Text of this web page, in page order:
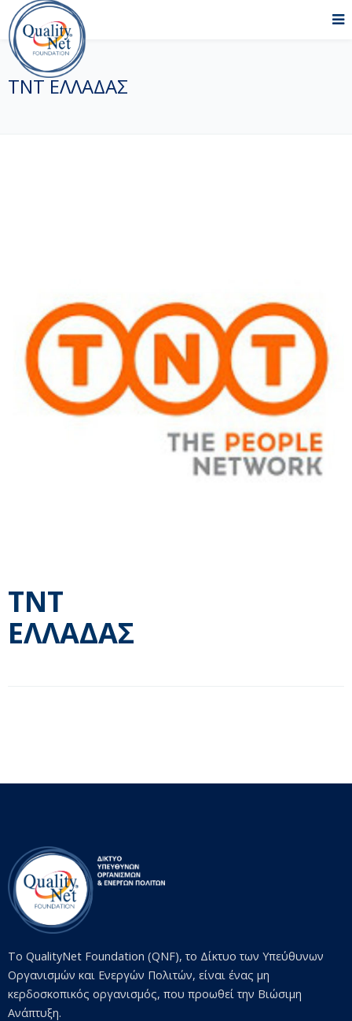
ΤΝΤ ΕΛΛΑΔΑΣ
ΤΝΤ
ΕΛΛΑΔΑΣ
Το QualityNet Foundation (QNF), το Δίκτυο των Υπεύθυνων
Οργανισμών και Ενεργών Πολιτών, είναι ένας μη
κερδοσκοπικός οργανισμός, που προωθεί την Βιώσιμη
Ανάπτυξη.